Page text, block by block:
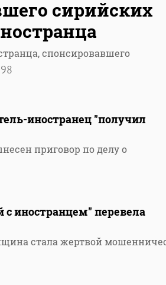
сирийских
спонсировавшего
иностранец "получил
приговор по делу о
иностранцем" перевела
стала жертвой